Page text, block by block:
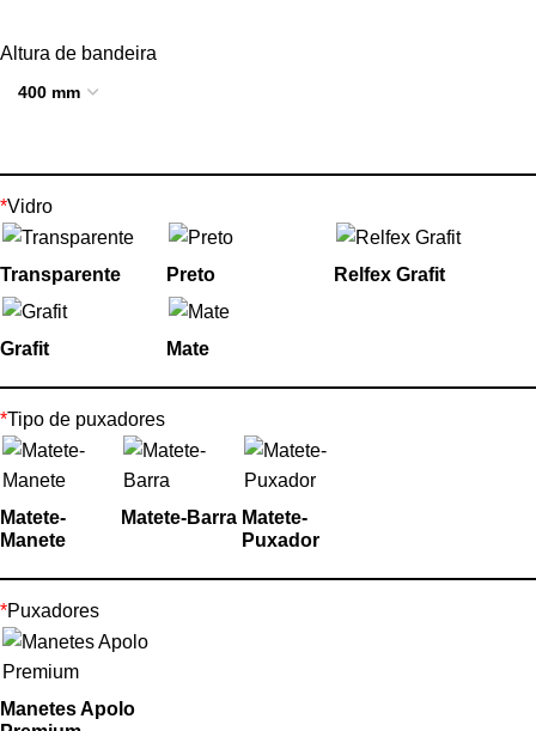
Altura de bandeira
*Vidro
Transparente Preto Relfex Grafit
Grafit Mate
*Tipo de puxadores
Matete-
Manete
Matete-Barra Matete-
Puxador
*Puxadores
Manetes Apolo